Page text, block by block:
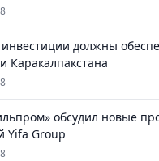
должны
Каракалпакстана
обсудил новые
Yifa Group